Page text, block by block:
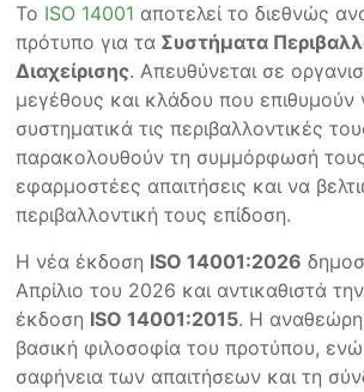
Το ISO 14001 αποτελεί το διεθνώς
πρότυπο για τα Συστήματα
Διαχείρισης. Απευθύνεται σε
μεγέθους και κλάδου που επιθυμούν
συστηματικά τις περιβαλλοντικές
παρακολουθούν τη συμμόρφωσή
εφαρμοστέες απαιτήσεις και να
περιβαλλοντική τους επίδοση.
Η νέα έκδοση ISO 14001:2026
Απρίλιο του 2026 και αντικαθιστά
έκδοση ISO 14001:2015. Η
βασική φιλοσοφία του προτύπου, ενώ
σαφήνεια των απαιτήσεων και τη